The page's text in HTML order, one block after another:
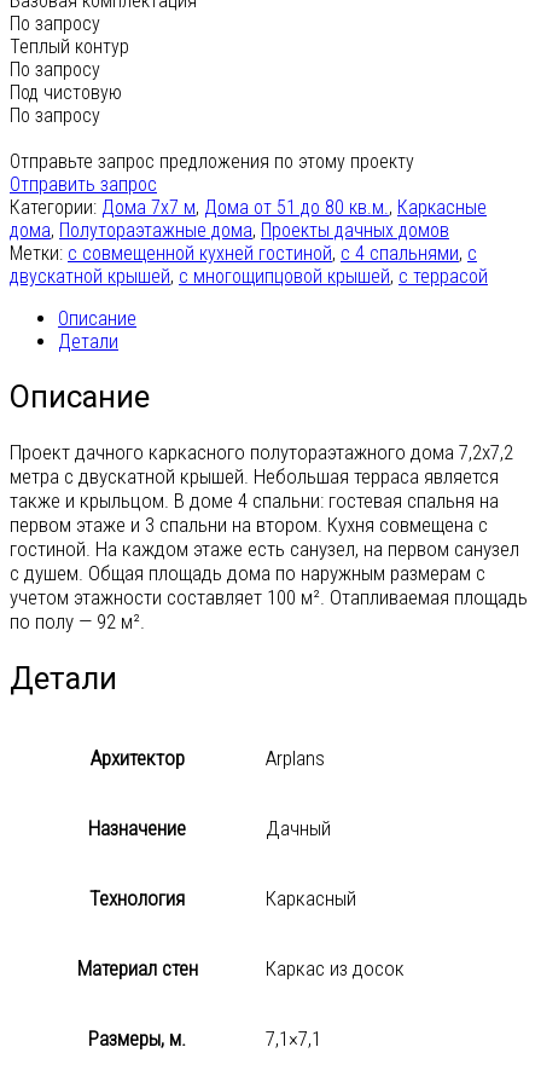
По запросу
Теплый контур
По запросу
Под чистовую
По запросу
Отправьте запрос предложения по этому проекту
Отправить запрос
Категории: Дома 7х7 м, Дома от 51 до 80 кв.м., Каркасные
дома, Полутораэтажные дома, Проекты дачных домов
Метки: c совмещенной кухней гостиной, с 4 спальнями, с
двускатной крышей, с многощипцовой крышей, с террасой
Описание
Детали
Описание
Проект дачного каркасного полутораэтажного дома 7,2х7,2
метра с двускатной крышей. Небольшая терраса является
также и крыльцом. В доме 4 спальни: гостевая спальня на
первом этаже и 3 спальни на втором. Кухня совмещена с
гостиной. На каждом этаже есть санузел, на первом санузел
с душем. Общая площадь дома по наружным размерам с
учетом этажности составляет 100 м². Отапливаемая площадь
по полу — 92 м².
Детали
Архитектор Arplans
Назначение Дачный
Технология Каркасный
Материал стен Каркас из досок
Размеры, м. 7,1×7,1